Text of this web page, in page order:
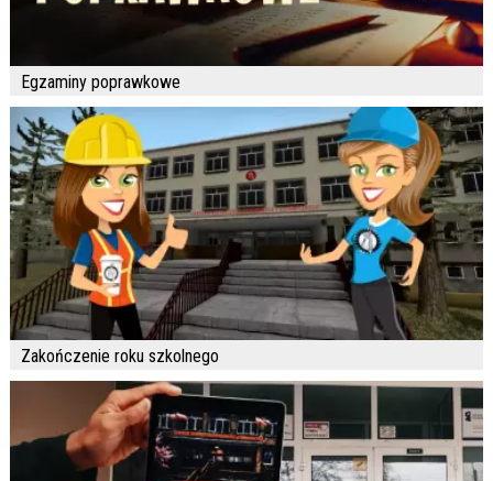
Egzaminy poprawkowe
Zakończenie roku szkolnego